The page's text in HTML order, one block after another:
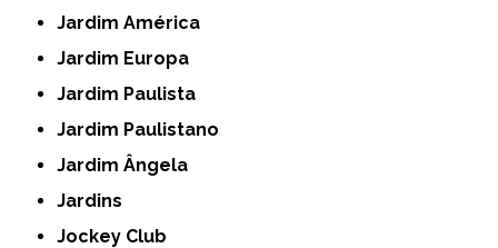
Jardim América
Jardim Europa
Jardim Paulista
Jardim Paulistano
Jardim Ângela
Jardins
Jockey Club